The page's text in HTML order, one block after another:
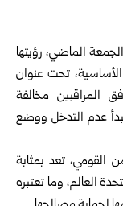
الماضي، رؤيتها
الأساسية، تحت عنوان
المراقبين مخالفة
عدم التدخل ووضع
القومي، تعد بمثابة
العالم، وما تعتبره